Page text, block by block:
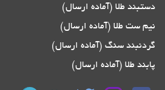
دستبند طلا (آماده ارسال)
نیم ست طلا (آماده ارسال)
گردنبند سنگ (آماده ارسال)
پابند طلا (آماده ارسال)